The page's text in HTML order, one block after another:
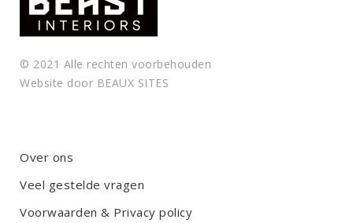
© 2021 Alle rechten voorbehouden
Website door BEAUX SITES
Over ons
Veel gestelde vragen
Voorwaarden & Privacy policy